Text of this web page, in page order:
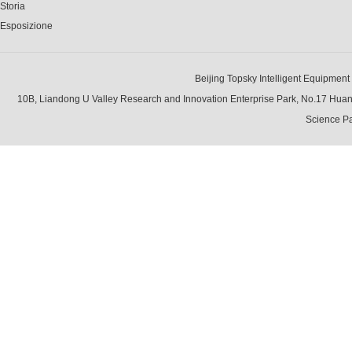
Storia
Esposizione
Beijing Topsky Intelligent
10B, Liandong U Valley Research and Innovation Enterprise Park, No.17
Science